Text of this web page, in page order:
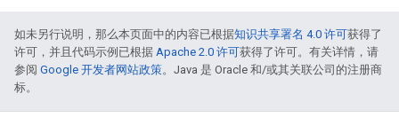
如未另行说明，那么本页面中的内容已根据知识共享署名 4.0 许可获得了
许可，并且代码示例已根据 Apache 2.0 许可获得了许可。有关详情，请
参阅 Google 开发者网站政策。Java 是 Oracle 和/或其关联公司的注册商
标。